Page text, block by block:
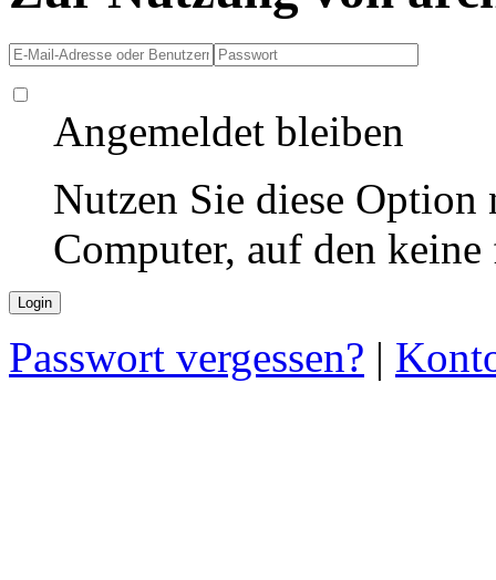
Angemeldet bleiben
Nutzen Sie diese
Computer, auf den
Passwort vergessen? |